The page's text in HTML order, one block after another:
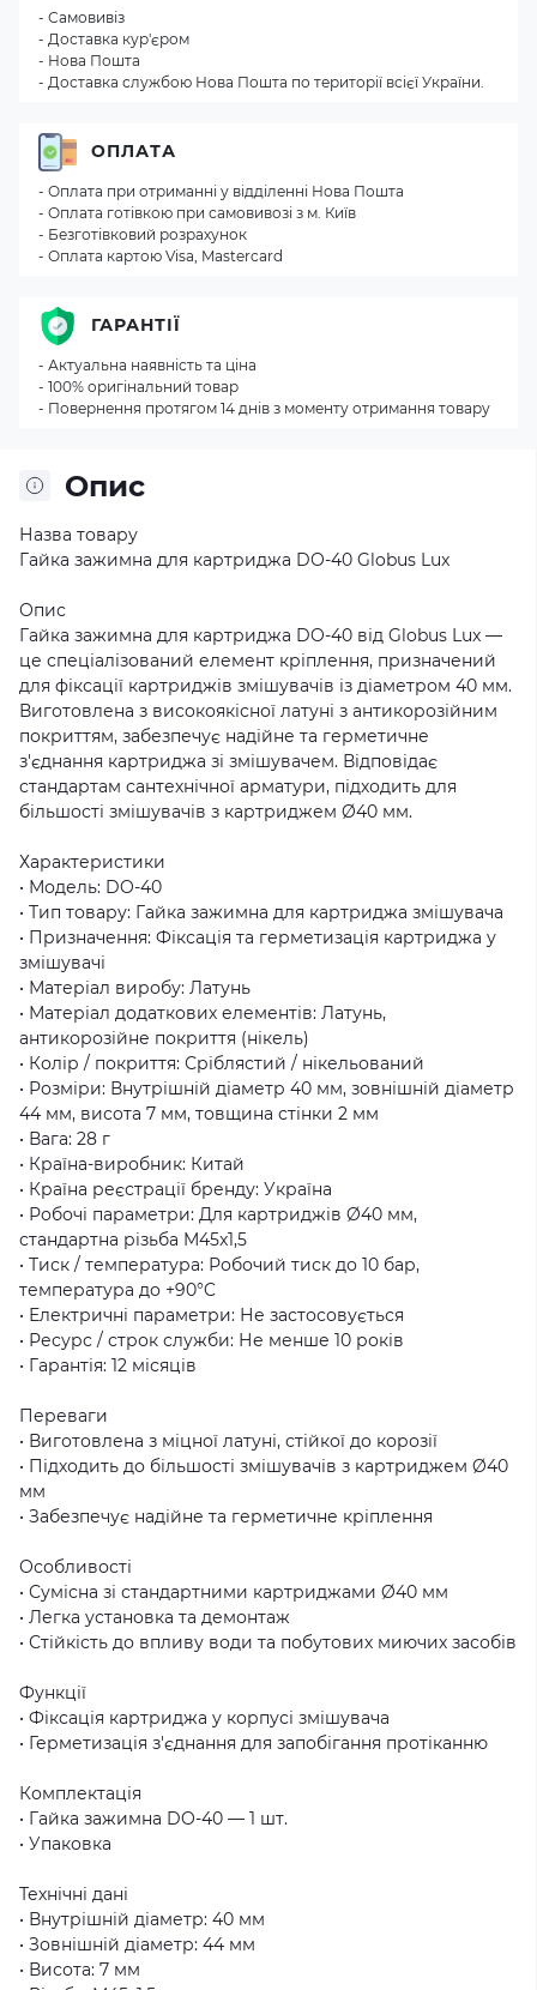
Опис
Назва товару
Гайка зажимна для картриджа DO-40 Globus Lux
Опис
Гайка зажимна для картриджа DO-40 від Globus Lux —
це спеціалізований елемент кріплення, призначений
для фіксації картриджів змішувачів із діаметром 40 мм.
Виготовлена з високоякісної латуні з антикорозійним
покриттям, забезпечує надійне та герметичне
з'єднання картриджа зі змішувачем. Відповідає
стандартам сантехнічної арматури, підходить для
більшості змішувачів з картриджем Ø40 мм.
Характеристики
• Модель: DO-40
• Тип товару: Гайка зажимна для картриджа змішувача
• Призначення: Фіксація та герметизація картриджа у
змішувачі
• Матеріал виробу: Латунь
• Матеріал додаткових елементів: Латунь,
антикорозійне покриття (нікель)
• Колір / покриття: Сріблястий / нікельований
• Розміри: Внутрішній діаметр 40 мм, зовнішній діаметр
44 мм, висота 7 мм, товщина стінки 2 мм
• Вага: 28 г
• Країна-виробник: Китай
• Країна реєстрації бренду: Україна
• Робочі параметри: Для картриджів Ø40 мм,
стандартна різьба M45x1,5
• Тиск / температура: Робочий тиск до 10 бар,
температура до +90°C
• Електричні параметри: Не застосовується
• Ресурс / строк служби: Не менше 10 років
• Гарантія: 12 місяців
Переваги
• Виготовлена з міцної латуні, стійкої до корозії
• Підходить до більшості змішувачів з картриджем Ø40
мм
• Забезпечує надійне та герметичне кріплення
Особливості
• Сумісна зі стандартними картриджами Ø40 мм
• Легка установка та демонтаж
• Стійкість до впливу води та побутових миючих засобів
Функції
• Фіксація картриджа у корпусі змішувача
• Герметизація з'єднання для запобігання протіканню
Комплектація
• Гайка зажимна DO-40 — 1 шт.
• Упаковка
Технічні дані
• Внутрішній діаметр: 40 мм
• Зовнішній діаметр: 44 мм
• Висота: 7 мм
- Самовивіз
- Доставка кур'єром
- Нова Пошта
- Доставка службою Нова Пошта по території всієї України.
ОПЛАТА
- Оплата при отриманні у відділенні Нова Пошта
- Оплата готівкою при самовивозі з м. Київ
- Безготівковий розрахунок
- Оплата картою Visa, Mastercard
ГАРАНТІЇ
- Актуальна наявність та ціна
- 100% оригінальний товар
- Повернення протягом 14 днів з моменту отримання товару